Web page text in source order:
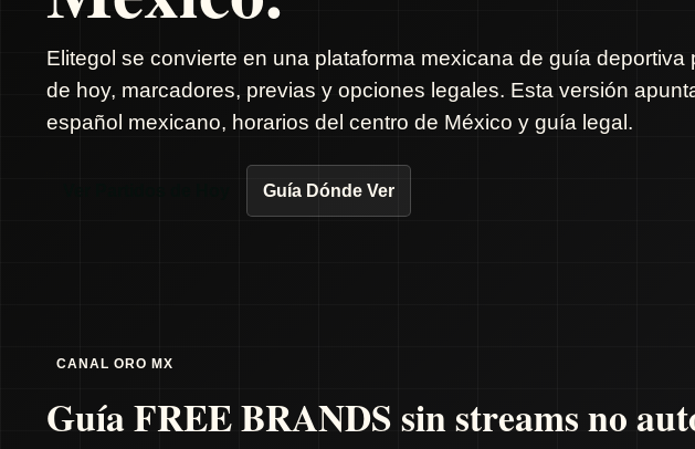
Elitegol se convierte en una plataforma mexicana de guía deportiva
de hoy, marcadores, previas y opciones legales. Esta versión
español mexicano, horarios del centro de México y guía legal.
Guía Dónde Ver
CANAL ORO MX
Guía FREE BRANDS sin streams no